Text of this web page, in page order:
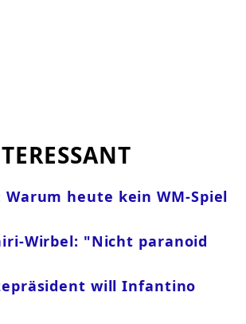
Warum heute kein WM-Spiel
Wirbel: "Nicht paranoid
will Infantino